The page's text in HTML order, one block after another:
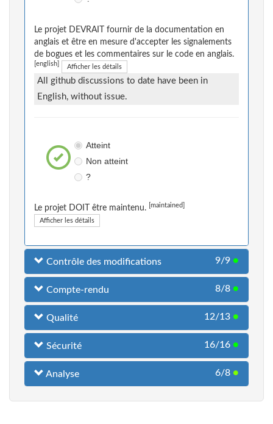
Le projet DEVRAIT fournir de la documentation en
anglais et être en mesure d'accepter les signalements
de bogues et les commentaires sur le code en anglais.
[english] Afficher les détails
All github discussions to date have been in
English, without issue.
Atteint
Non atteint
?
Le projet DOIT être maintenu. [maintained]
Afficher les détails
Contrôle des modifications 9/9 ●
Compte-rendu 8/8 ●
Qualité 12/13 ●
Sécurité 16/16 ●
Analyse 6/8 ●